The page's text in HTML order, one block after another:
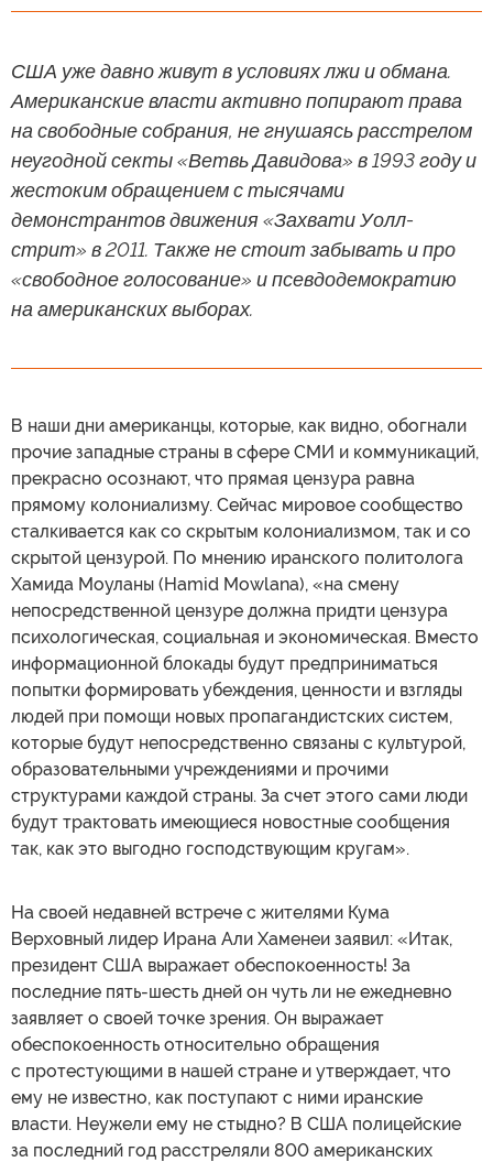
США уже давно живут в условиях лжи и обмана.
Американские власти активно попирают права
на свободные собрания, не гнушаясь расстрелом
неугодной секты «Ветвь Давидова» в 1993 году и
жестоким обращением с тысячами
демонстрантов движения «Захвати Уолл-
стрит» в 2011. Также не стоит забывать и про
«свободное голосование» и псевдодемократию
на американских выборах.
В наши дни американцы, которые, как видно, обогнали
прочие западные страны в сфере СМИ и коммуникаций,
прекрасно осознают, что прямая цензура равна
прямому колониализму. Сейчас мировое сообщество
сталкивается как со скрытым колониализмом, так и со
скрытой цензурой. По мнению иранского политолога
Хамида Моуланы (Hamid Mowlana), «на смену
непосредственной цензуре должна придти цензура
психологическая, социальная и экономическая. Вместо
информационной блокады будут предприниматься
попытки формировать убеждения, ценности и взгляды
людей при помощи новых пропагандистских систем,
которые будут непосредственно связаны с культурой,
образовательными учреждениями и прочими
структурами каждой страны. За счет этого сами люди
будут трактовать имеющиеся новостные сообщения
так, как это выгодно господствующим кругам».
На своей недавней встрече с жителями Кума
Верховный лидер Ирана Али Хаменеи заявил: «Итак,
президент США выражает обеспокоенность! За
последние пять-шесть дней он чуть ли не ежедневно
заявляет о своей точке зрения. Он выражает
обеспокоенность относительно обращения
с протестующими в нашей стране и утверждает, что
ему не известно, как поступают с ними иранские
власти. Неужели ему не стыдно? В США полицейские
за последний год расстреляли 800 американских